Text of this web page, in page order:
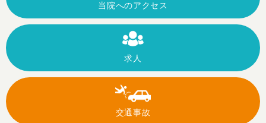
当院へのアクセス
求人
交通事故